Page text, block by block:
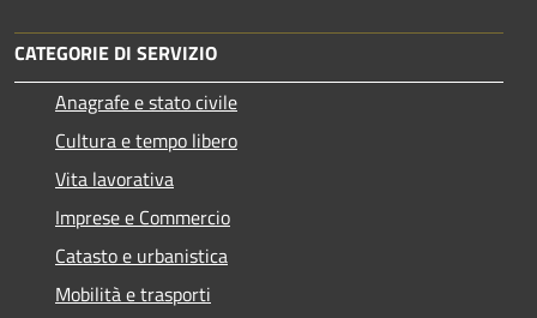
CATEGORIE DI SERVIZIO
Anagrafe e stato civile
Cultura e tempo libero
Vita lavorativa
Imprese e Commercio
Catasto e urbanistica
Mobilità e trasporti